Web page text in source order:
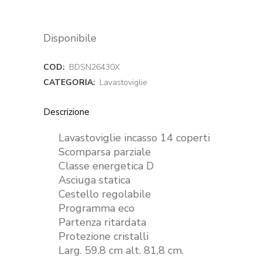
Disponibile
COD: BDSN26430X
CATEGORIA: Lavastoviglie
Descrizione
Lavastoviglie incasso 14 coperti
Scomparsa parziale
Classe energetica D
Asciuga statica
Cestello regolabile
Programma eco
Partenza ritardata
Protezione cristalli
Larg. 59.8 cm alt. 81,8 cm.